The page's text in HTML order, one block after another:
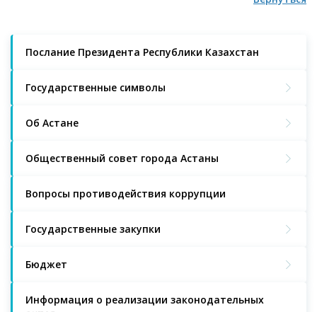
Послание Президента Республики Казахстан
Государственные символы
Об Астане
Общественный совет города Астаны
Вопросы противодействия коррупции
Государственные закупки
Бюджет
Информация о реализации законодательных